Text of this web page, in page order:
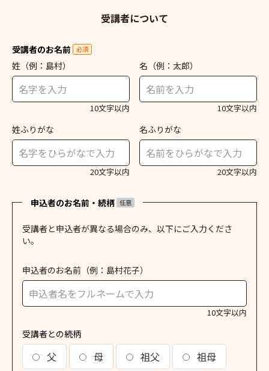
受講者について
受講者のお名前 必須
姓 （例：島村）
10文字以内
名 （例：太郎）
10文字以内
姓ふりがな
20文字以内
名ふりがな
20文字以内
申込者のお名前・続柄 任意
受講者と申込者が異なる場合のみ、以下にご入力くださ
い。
申込者のお名前 （例：島村花子）
10文字以内
受講者との続柄
父 母 祖父
祖母